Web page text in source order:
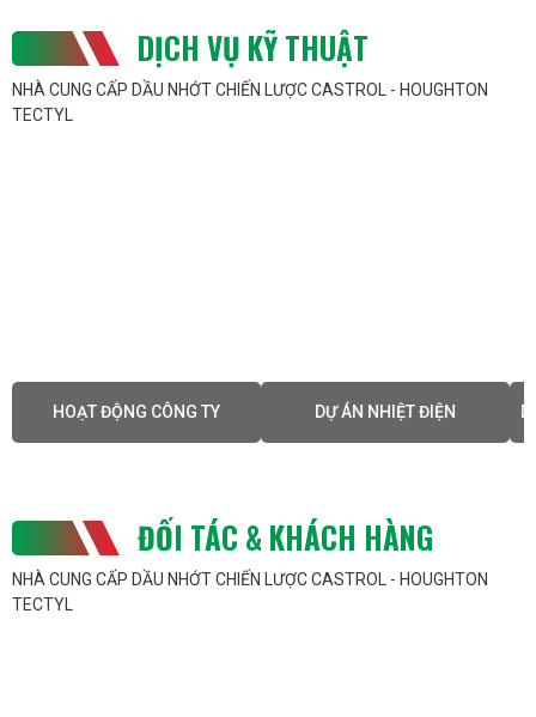
DỊCH VỤ KỸ THUẬT
NHÀ CUNG CẤP DẦU NHỚT CHIẾN LƯỢC CASTROL - HOUGHTON
TECTYL
HOẠT ĐỘNG CÔNG TY DỰ ÁN NHIỆT ĐIỆN
ĐỐI TÁC & KHÁCH HÀNG
NHÀ CUNG CẤP DẦU NHỚT CHIẾN LƯỢC CASTROL - HOUGHTON
TECTYL